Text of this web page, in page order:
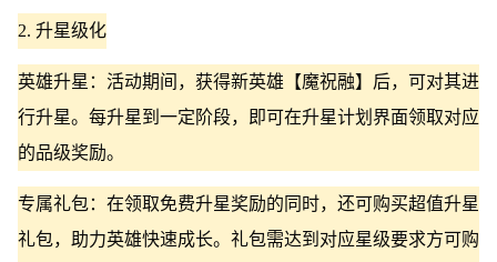
2. 升星级化
英雄升星：活动期间，获得新英雄【魔祝融】后，可对其进
行升星。每升星到一定阶段，即可在升星计划界面领取对应
的品级奖励。
专属礼包：在领取免费升星奖励的同时，还可购买超值升星
礼包，助力英雄快速成长。礼包需达到对应星级要求方可购